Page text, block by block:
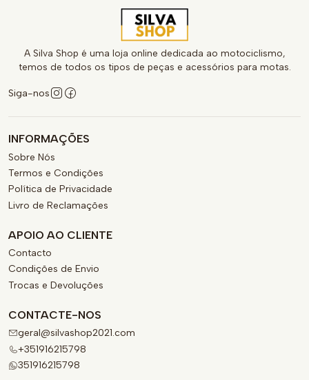
A Silva Shop é uma loja online dedicada ao motociclismo,
temos de todos os tipos de peças e acessórios para motas.
Siga-nos
INFORMAÇÕES
Sobre Nós
Termos e Condições
Política de Privacidade
Livro de Reclamações
APOIO AO CLIENTE
Contacto
Condições de Envio
Trocas e Devoluções
CONTACTE-NOS
geral@silvashop2021.com
+351916215798
351916215798